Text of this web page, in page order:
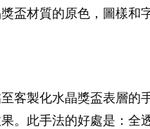
盃材質的原色，圖樣
客製化水晶獎盃表層
。此手法的好處是：